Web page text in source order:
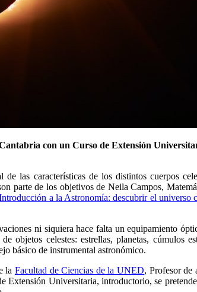
con un Curso de Extensión
las características de los distintos cuerpos
parte de los objetivos de Neila Campos,
a la Astronomía: descubrir el universo
ni siquiera hace falta un equipamiento
celestes: estrellas, planetas, cúmulos
básico de instrumental astronómico.
la Facultad de Ciencias de la UNED, Profesor de
Extensión Universitaria, introductorio, se